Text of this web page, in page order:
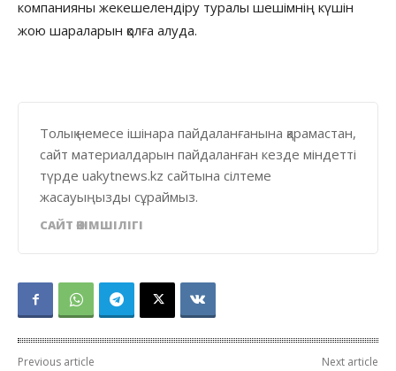
компанияны жекешелендіру туралы шешімнің күшін
жою шараларын қолға алуда.
Толық немесе ішінара пайдаланғанына қарамастан,
сайт материалдарын пайдаланған кезде міндетті
түрде uakytnews.kz сайтына сілтеме
жасауыңызды сұраймыз.
САЙТ ӘКІМШІЛІГІ
Previous article
Next article